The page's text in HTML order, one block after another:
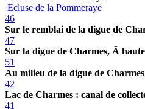
Ecluse de la Pommeraye
46
Sur le remblai de la digue de
47
Sur la digue de Charmes, Ã
51
Au milieu de la digue de Charmes
42
Lac de Charmes : canal de
41